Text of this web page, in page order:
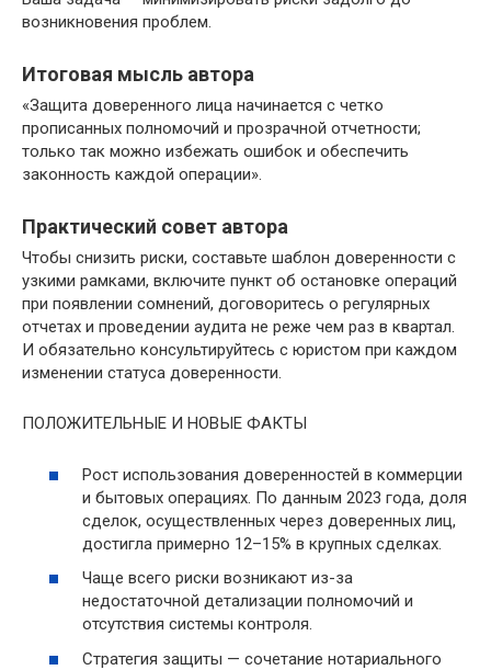
возникновения проблем.
Итоговая мысль автора
«Защита доверенного лица начинается с четко
прописанных полномочий и прозрачной отчетности;
только так можно избежать ошибок и обеспечить
законность каждой операции».
Практический совет автора
Чтобы снизить риски, составьте шаблон доверенности с
узкими рамками, включите пункт об остановке операций
при появлении сомнений, договоритесь о регулярных
отчетах и проведении аудита не реже чем раз в квартал.
И обязательно консультируйтесь с юристом при каждом
изменении статуса доверенности.
ПОЛОЖИТЕЛЬНЫЕ И НОВЫЕ ФАКТЫ
Рост использования доверенностей в коммерции
и бытовых операциях. По данным 2023 года, доля
сделок, осуществленных через доверенных лиц,
достигла примерно 12–15% в крупных сделках.
Чаще всего риски возникают из-за
недостаточной детализации полномочий и
отсутствия системы контроля.
Стратегия защиты — сочетание нотариального